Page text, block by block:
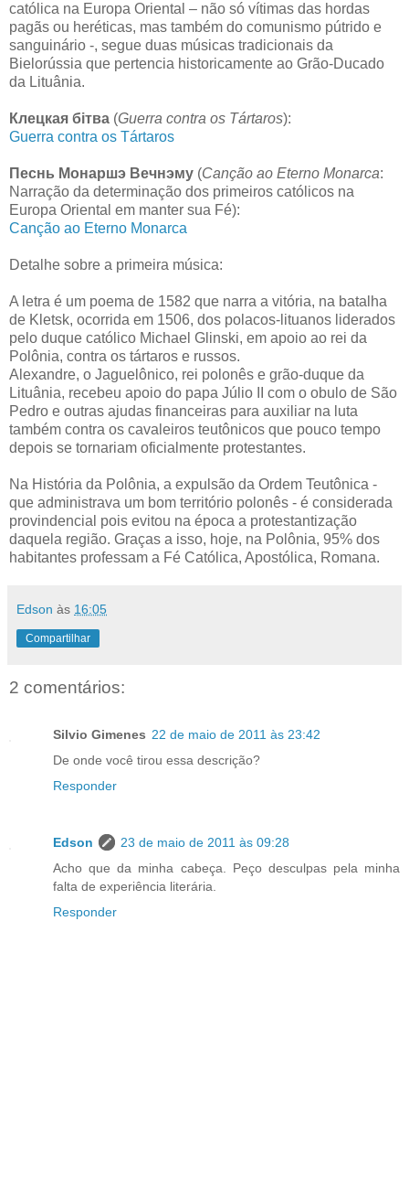
católica na Europa Oriental – não só vítimas das hordas
pagãs ou heréticas, mas também do comunismo pútrido e
sanguinário -, segue duas músicas tradicionais da
Bielorússia que pertencia historicamente ao Grão-Ducado
da Lituânia.
Клецкая бітва (Guerra contra os Tártaros):
Guerra contra os Tártaros
Песнь Монаршэ Вечнэму (Canção ao Eterno Monarca:
Narração da determinação dos primeiros católicos na
Europa Oriental em manter sua Fé):
Canção ao Eterno Monarca
Detalhe sobre a primeira música:
A letra é um poema de 1582 que narra a vitória, na batalha
de Kletsk, ocorrida em 1506, dos polacos-lituanos liderados
pelo duque católico Michael Glinski, em apoio ao rei da
Polônia, contra os tártaros e russos.
Alexandre, o Jaguelônico, rei polonês e grão-duque da
Lituânia, recebeu apoio do papa Júlio II com o obulo de São
Pedro e outras ajudas financeiras para auxiliar na luta
também contra os cavaleiros teutônicos que pouco tempo
depois se tornariam oficialmente protestantes.
Na História da Polônia, a expulsão da Ordem Teutônica -
que administrava um bom território polonês - é considerada
provindencial pois evitou na época a protestantização
daquela região. Graças a isso, hoje, na Polônia, 95% dos
habitantes professam a Fé Católica, Apostólica, Romana.
Edson às 16:05
Compartilhar
2 comentários:
Silvio Gimenes 22 de maio de 2011 às 23:42
De onde você tirou essa descrição?
Responder
Edson
23 de maio de 2011 às 09:28
Acho que da minha cabeça. Peço desculpas pela minha
falta de experiência literária.
Responder